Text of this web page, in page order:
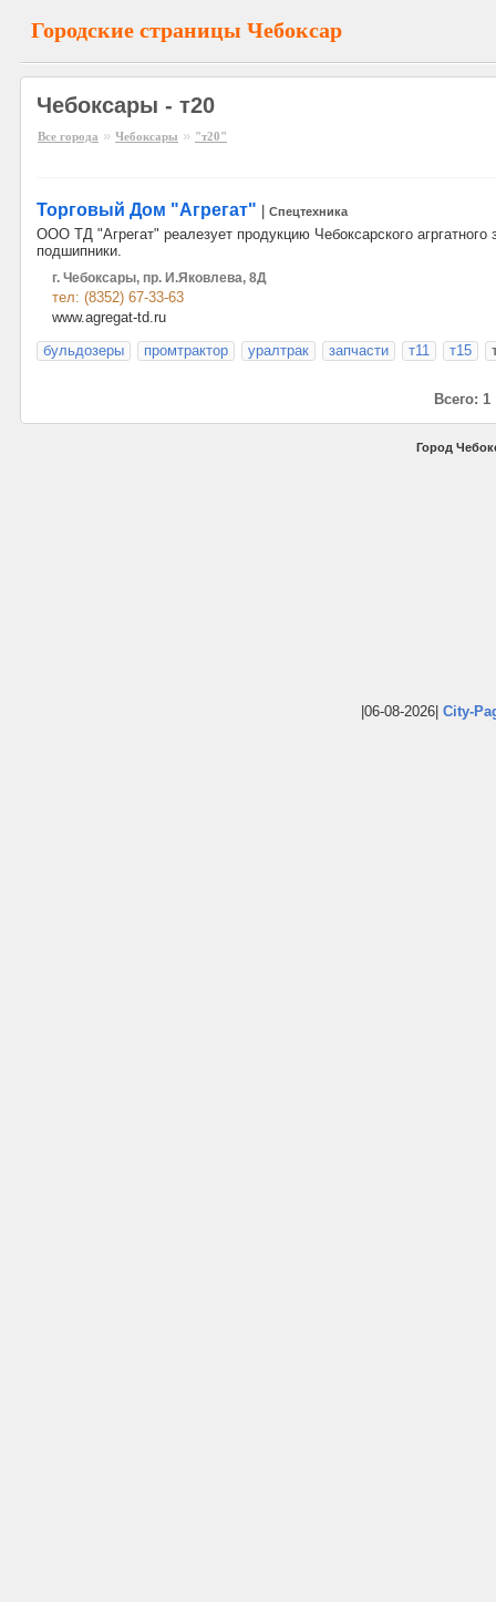
Городские страницы Чебоксар
Чебоксары - т20
Все города » Чебоксары » "т20"
Торговый Дом "Агрегат" Спецтехника
ООО ТД "Агрегат" реалезует продукцию Чебоксарского
подшипники.
г. Чебоксары, пр. И.Яковлева, 8Д
тел: (8352) 67-33-63
www.agregat-td.ru
бульдозеры
промтрактор уралтрак запчасти т11 т15
Всего: 1
Город
|06-08-2026| City-